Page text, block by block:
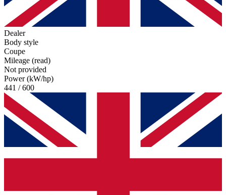
Dealer
Body style
Coupe
Mileage (read)
Not provided
Power (kW/hp)
441 / 600